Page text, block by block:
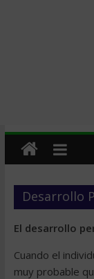
Desarrollo
El desarrollo
Cuando el
muy probable